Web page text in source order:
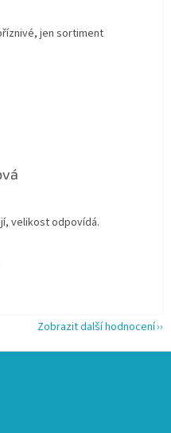
jen sortiment
5 z 5 hvězdiček.
5 z 5 hvězdiček.
velikost odpovídá.
5 z 5 hvězdiček.
Zobrazit další hodnocení